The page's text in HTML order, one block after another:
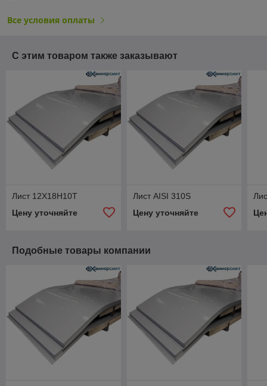
Все условия оплаты
С этим товаром также заказывают
Лист 12Х18Н10Т
Цену уточняйте
Лист AISI 310S
Цену уточняйте
Подобные товары компании